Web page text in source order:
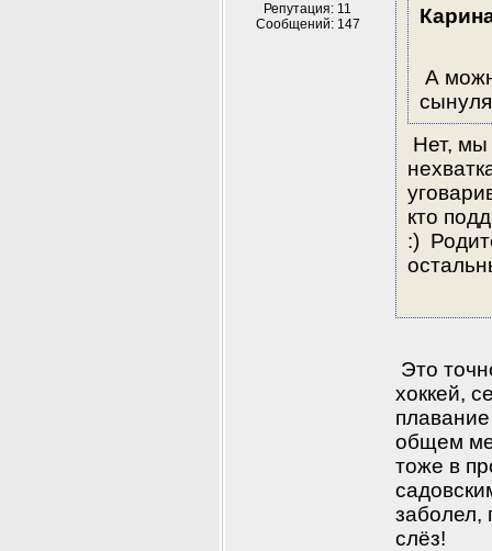
Репутация: 11
Сообщений: 147
А
Нет, мы
кто
:)
Это
хоккей,
общем
тоже в
заболел,
слёз!